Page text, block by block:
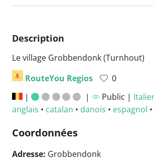
Description
Le village Grobbendonk (Turnhout)
RouteYou Regios
0
|
| Public |
anglais • catalan • danois • espagnol •
Coordonnées
Adresse: Grobbendonk